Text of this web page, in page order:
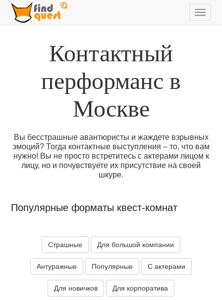
Контактный
перформанс в
Москве
Вы бесстрашные авантюристы и жаждете взрывных
эмоций? Тогда контактные выступления – то, что вам
нужно! Вы не просто встретитесь с актерами лицом к
лицу, но и почувствуете их присутствие на своей
шкуре.
Популярные форматы квест-комнат
Страшные Для большой компании
Антуражные Популярные С актерами
Для новичков Для корпоратива